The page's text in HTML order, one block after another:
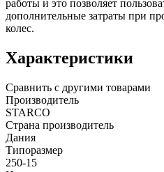
работы и это позволяет
дополнительные затраты при
колес.
Характеристики
Сравнить с другими товарами
Производитель
STARCO
Страна производитель
Дания
Типоразмер
250-15